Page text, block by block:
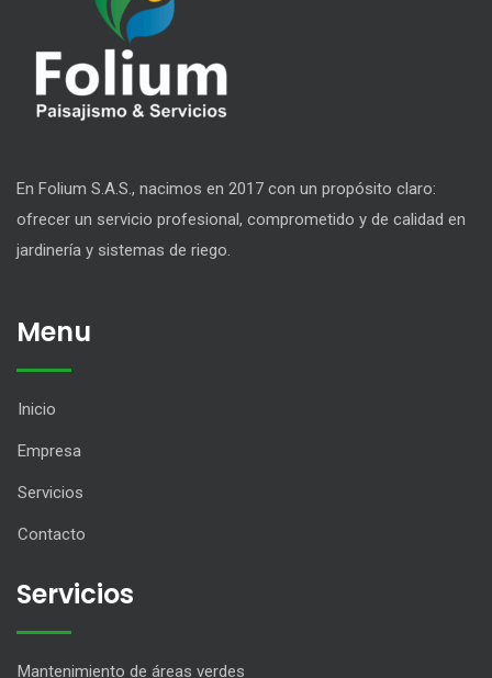
En Folium S.A.S., nacimos en 2017 con un propósito claro:
ofrecer un servicio profesional, comprometido y de calidad en
jardinería y sistemas de riego.
Menu
Inicio
Empresa
Servicios
Contacto
Servicios
Mantenimiento de áreas verdes